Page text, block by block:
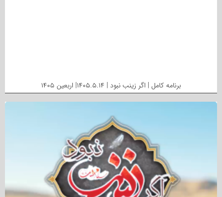
برنامه کامل | اگر زینب نبود | ۱۴۰۵.۵.۱۴| اربعین ۱۴۰۵